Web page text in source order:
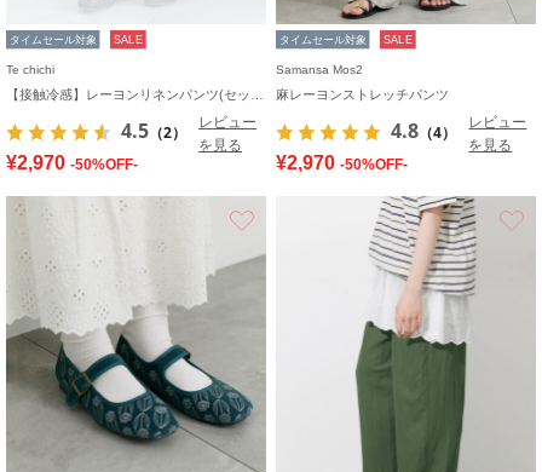
タイムセール対象 SALE
Te chichi
4.5 （2）
レビュー
を見る
¥2,970 -50%OFF-
タイムセール対象 SALE
Samansa Mos2
麻レーヨンストレッチパンツ
4.8 （4）
レビュー
を見る
¥2,970 -50%OFF-